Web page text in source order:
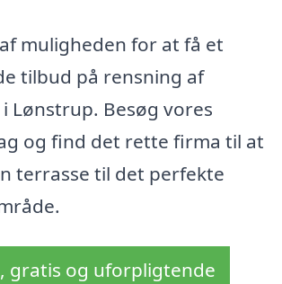
muligheden for at få et
tilbud på rensning af
Lønstrup. Besøg vores
og find det rette firma til at
terrasse til det perfekte
gratis og uforpligtende